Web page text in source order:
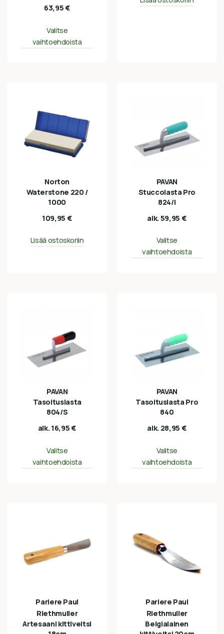
63,95€
Valitse
vaihtoehdoista
Norton
Waterstone 220 /
1000
109,95 €
Lisää ostoskoriin
PAVAN
Stuccolasta Pro
824/I
alk. 59,95 €
Valitse
vaihtoehdoista
PAVAN
Tasoituslasta
804/S
alk. 16,95€
Valitse
vaihtoehdoista
PAVAN
Tasoituslasta Pro
840
alk. 28,95 €
Valitse
vaihtoehdoista
Pariere Paul
Riethmuller
Artesaani kittiveitsi
Pariere Paul
Riethmuller
Belgialainen